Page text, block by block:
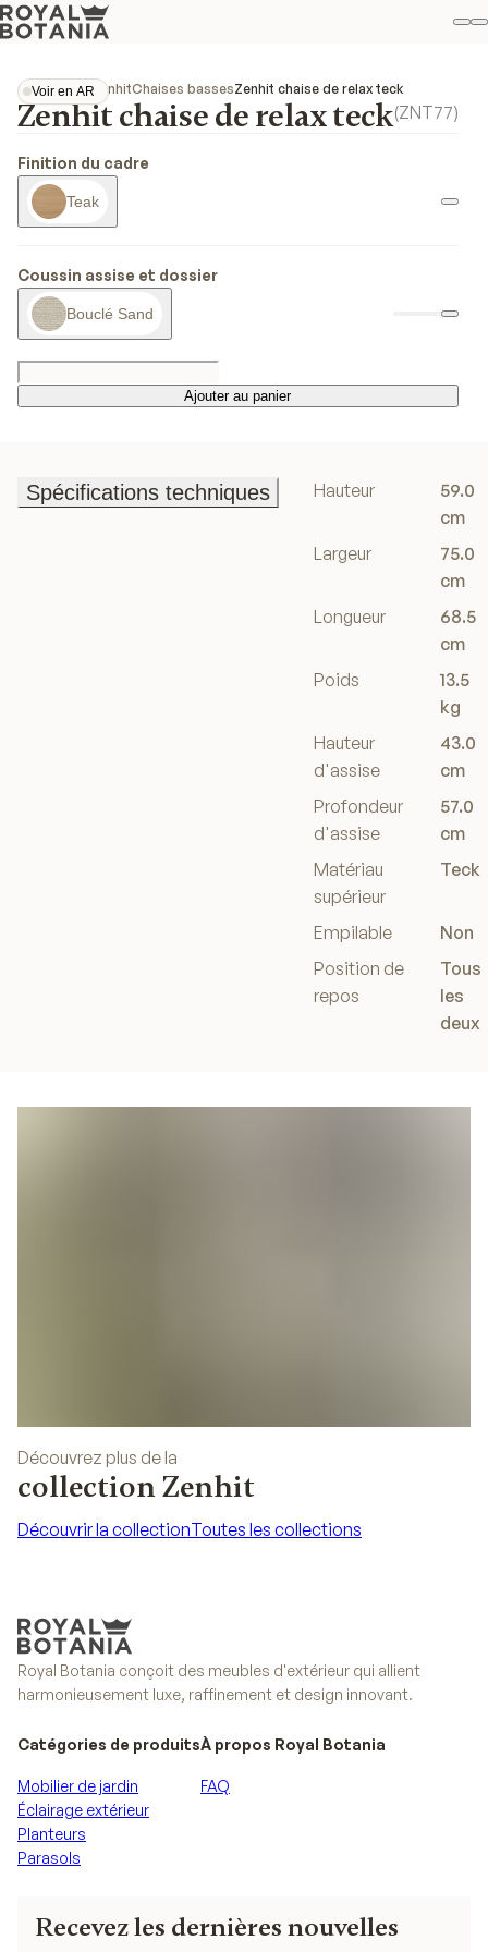
Voir en AR
Voir en AR
CollectionsZenhitChaises bassesZenhit chaise de relax teck
Zenhit chaise de relax teck(ZNT77)
Finition du cadre
Teak
Coussin assise et dossier
Bouclé Sand
Ajouter au panier
Ajouter au panier
Spécifications techniques
Hauteur
59.0
cm
Largeur
75.0
cm
Longueur
68.5
cm
Poids
13.5
kg
Hauteur
d'assise
43.0
cm
Profondeur
d'assise
57.0
cm
Matériau
supérieur
Teck
Empilable
Non
Position de
repos
Tous
les
deux
Découvrez plus de la
collection Zenhit
Découvrir la collectionToutes les collections
Royal Botania conçoit des meubles d'extérieur qui allient
harmonieusement luxe, raffinement et design innovant.
Recevez les dernières nouvelles
Catégories de produits
Mobilier de jardin
Éclairage extérieur
Planteurs
Parasols
À propos Royal Botania
FAQ